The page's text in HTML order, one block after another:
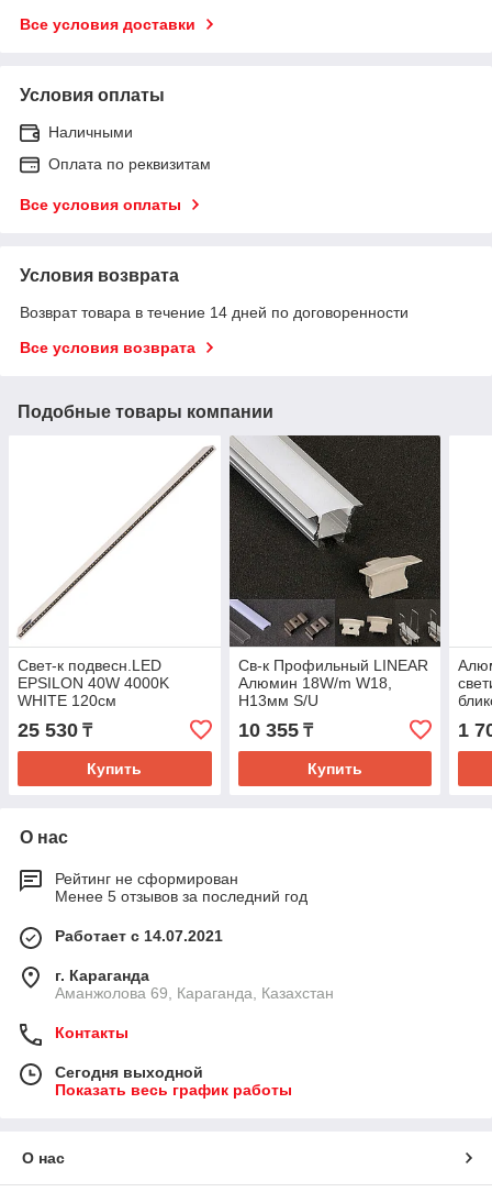
Все условия доставки
Условия оплаты
Наличными
Оплата по реквизитам
Все условия оплаты
Условия возврата
Возврат товара в течение 14 дней по договоренности
Все условия возврата
Подобные товары компании
Свет-к подвесн.LED
EPSILON 40W 4000K
WHITE 120см
25 530 ₸
Купить
Св-к Профильный LINEAR
Алюмин 18W/m W18,
H13мм S/U
18WxLEDx1/24V IP20 (без
драйвер)
10 355₸
Купить
1
О нас
Рейтинг не сформирован
Менее 5 отзывов за последний год
Работает с 14.07.2021
г. Караганда
Аманжолова 69, Караганда, Казахстан
Контакты
Сегодня выходной
Показать весь график работы
О нас